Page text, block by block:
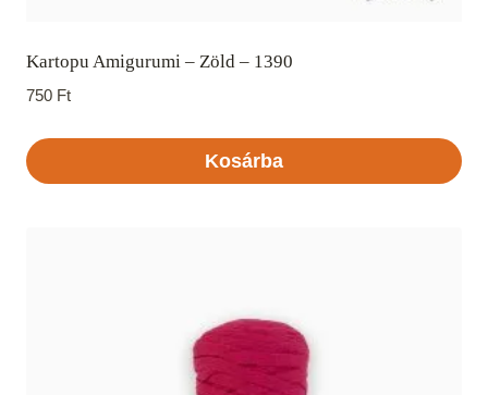
Kartopu Amigurumi – Zöld – 1390
750 Ft
Kosárba